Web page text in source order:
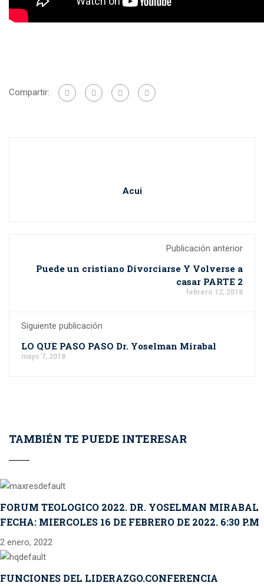
Compartir:
Acui
Publicación anterior
Puede un cristiano Divorciarse Y Volverse a
casar PARTE 2
febrero 12, 2018
Siguiente publicación
LO QUE PASO PASO Dr. Yoselman Mirabal
mayo 7, 2018
TAMBIÉN TE PUEDE INTERESAR
FORUM TEOLOGICO 2022. DR. YOSELMAN MIRABAL
FECHA: MIERCOLES 16 DE FEBRERO DE 2022. 6:30 P.M
2 enero, 2022
FUNCIONES DEL LIDERAZGO.CONFERENCIA